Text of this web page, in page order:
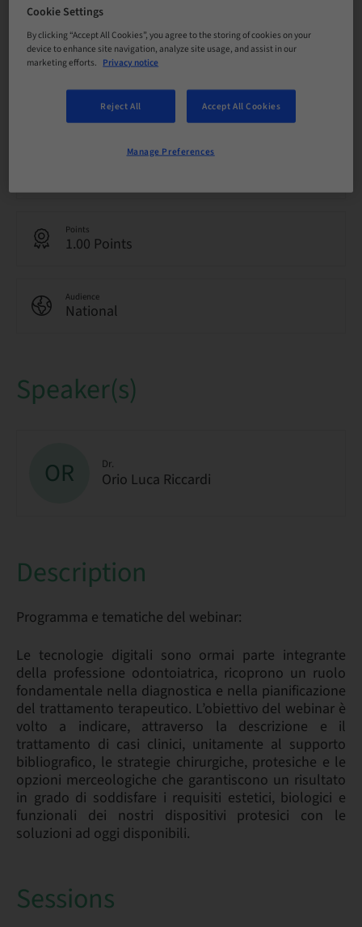
bookable
05. May 2040 (UTC+1)
Points
1.00 Points
Audience
National
Speaker(s)
OR Dr.
Orio Luca Riccardi
Description
Programma e tematiche del webinar:
Le tecnologie digitali sono ormai parte integrante
della professione odontoiatrica, ricoprono un ruolo
fondamentale nella diagnostica e nella pianificazione
del trattamento terapeutico. L’obiettivo del webinar è
volto a indicare, attraverso la descrizione e il
trattamento di casi clinici, unitamente al supporto
bibliografico, le strategie chirurgiche, protesiche e le
opzioni merceologiche che garantiscono un risultato
in grado di soddisfare i requisiti estetici, biologici e
funzionali dei nostri dispositivi protesici con le
soluzioni ad oggi disponibili.
Sessions
Cookie Settings
By clicking “Accept All Cookies”, you agree to the storing of cookies on your
device to enhance site navigation, analyze site usage, and assist in our
marketing efforts. Privacy notice
Reject All Accept All Cookies
Manage Preferences